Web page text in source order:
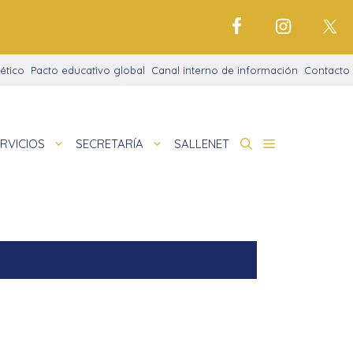
Pacto educativo global Canal interno de información Contacto
didácticas
SECRETARÍA SALLENET